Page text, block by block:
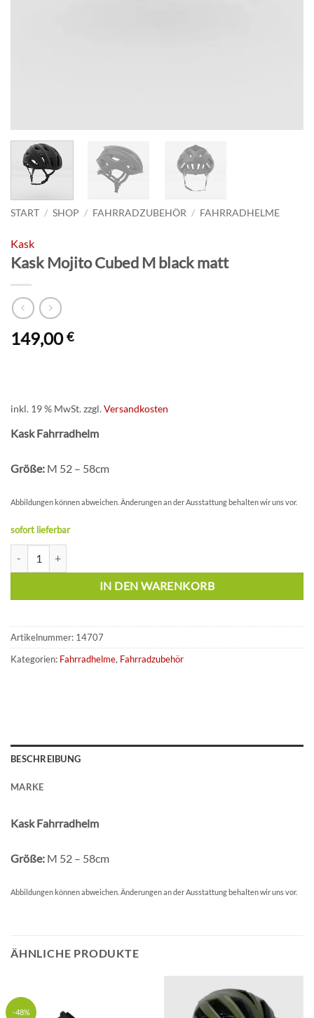
START / SHOP / FAHRRADZUBEHÖR / FAHRRADHELME
Kask
Kask Mojito Cubed M black matt
149,00€
inkl. 19 % MwSt.zzgl.Versandkosten
Kask Fahrradhelm
Größe: M 52 – 58cm
Abbildungen können abweichen. Änderungen an der Ausstattung behalten wir uns vor.
sofort lieferbar
IN DEN WARENKORB
Artikelnummer: 14707
Kategorien: Fahrradhelme, Fahrradzubehör
BESCHREIBUNG
MARKE
Kask Fahrradhelm
Größe: M 52 – 58cm
Abbildungen können abweichen. Änderungen an der Ausstattung behalten wir uns vor.
ÄHNLICHE PRODUKTE
-48%